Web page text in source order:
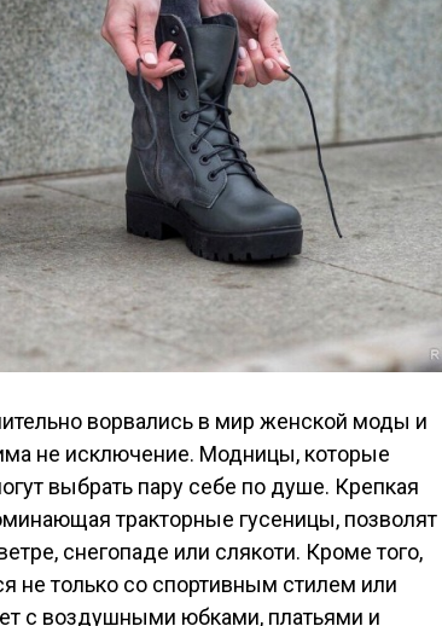
ворвались в мир женской моды и
не исключение. Модницы, которые
выбрать пару себе по душе. Крепкая
тракторные гусеницы, позволят
снегопаде или слякоти. Кроме того,
не только со спортивным стилем или
с воздушными юбками, платьями и